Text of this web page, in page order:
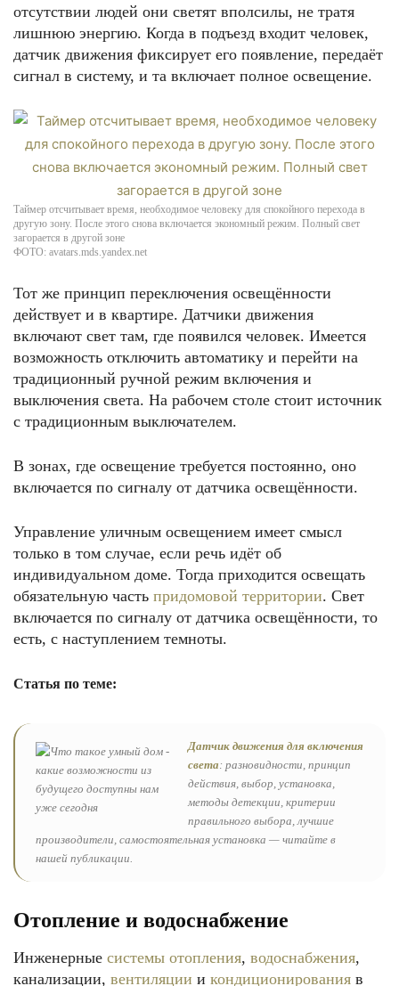
отсутствии людей они светят вполсилы, не тратя
лишнюю энергию. Когда в подъезд входит человек,
датчик движения фиксирует его появление, передаёт
сигнал в систему, и та включает полное освещение.
Таймер отсчитывает время, необходимое человеку для спокойного перехода в
другую зону. После этого снова включается экономный режим. Полный свет
загорается в другой зоне
ФОТО: avatars.mds.yandex.net
Тот же принцип переключения освещённости
действует и в квартире. Датчики движения
включают свет там, где появился человек. Имеется
возможность отключить автоматику и перейти на
традиционный ручной режим включения и
выключения света. На рабочем столе стоит источник
с традиционным выключателем.
В зонах, где освещение требуется постоянно, оно
включается по сигналу от датчика освещённости.
Управление уличным освещением имеет смысл
только в том случае, если речь идёт об
индивидуальном доме. Тогда приходится освещать
обязательную часть придомовой территории. Свет
включается по сигналу от датчика освещённости, то
есть, с наступлением темноты.
Статья по теме:
Датчик движения для включения
света: разновидности, принцип
действия, выбор, установка,
методы детекции, критерии
правильного выбора, лучшие
производители, самостоятельная установка — читайте в
нашей публикации.
Отопление и водоснабжение
Инженерные системы отопления, водоснабжения,
канализации, вентиляции и кондиционирования в